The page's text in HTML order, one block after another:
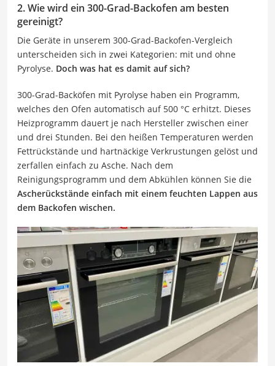
2. Wie wird ein 300-Grad-Backofen am besten
gereinigt?
Die Geräte in unserem 300-Grad-Backofen-Vergleich
unterscheiden sich in zwei Kategorien: mit und ohne
Pyrolyse. Doch was hat es damit auf sich?
300-Grad-Backöfen mit Pyrolyse haben ein Programm,
welches den Ofen automatisch auf 500 °C erhitzt. Dieses
Heizprogramm dauert je nach Hersteller zwischen einer
und drei Stunden. Bei den heißen Temperaturen werden
Fettrückstände und hartnäckige Verkrustungen gelöst und
zerfallen einfach zu Asche. Nach dem
Reinigungsprogramm und dem Abkühlen können Sie die
Ascherückstände einfach mit einem feuchten Lappen aus
dem Backofen wischen.